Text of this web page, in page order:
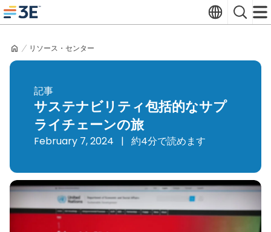
Skip
to
3E home
TranslateSearch
リソース・センター
記事
サステナビリティ包括的なサプ
ライチェーンの旅
February 7, 2024 | 約4分で読めます